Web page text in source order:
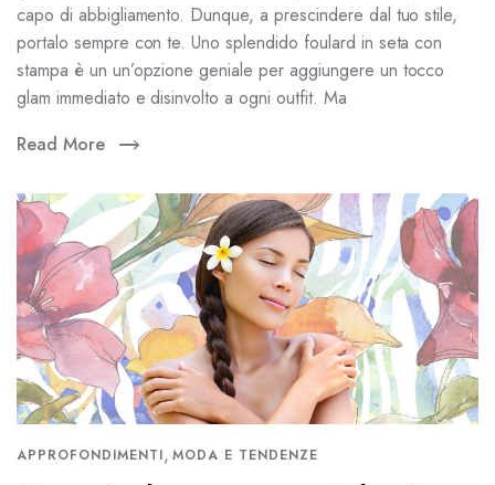
capo di abbigliamento. Dunque, a prescindere dal tuo stile,
portalo sempre con te. Uno splendido foulard in seta con
stampa è un un’opzione geniale per aggiungere un tocco
glam immediato e disinvolto a ogni outfit. Ma
Read More
APPROFONDIMENTI, MODA E TENDENZE